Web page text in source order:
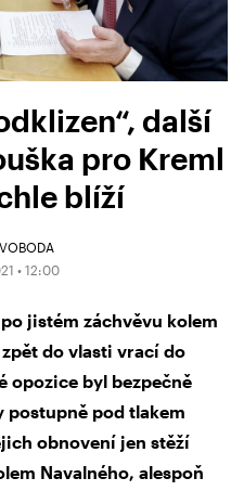
další
pro Kreml
blíží
• 12:00
jistém záchvěvu kolem
do vlasti vrací do
opozice byl bezpečně
postupně pod tlakem
obnovení jen stěží
Navalného, alespoň